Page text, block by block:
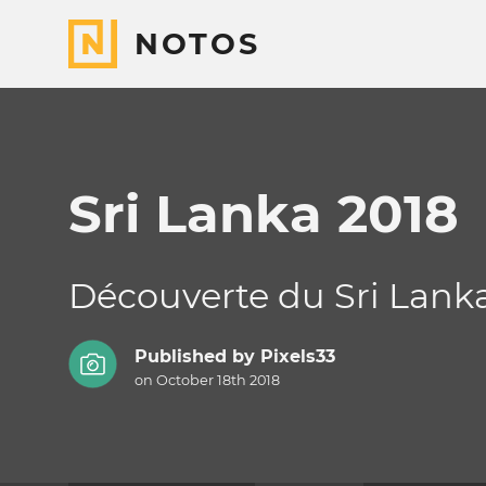
NOTOS
Sri Lanka 2018
Découverte du Sri
Published by Pixels33
on October 18th 2018